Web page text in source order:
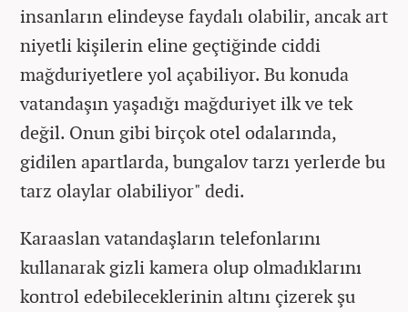
insanların elindeyse faydalı olabilir, ancak art
niyetli kişilerin eline geçtiğinde ciddi
mağduriyetlere yol açabiliyor. Bu konuda
vatandaşın yaşadığı mağduriyet ilk ve tek
değil. Onun gibi birçok otel odalarında,
gidilen apartlarda, bungalov tarzı yerlerde bu
tarz olaylar olabiliyor" dedi.
Karaaslan vatandaşların telefonlarını
kullanarak gizli kamera olup olmadıklarını
kontrol edebileceklerinin altını çizerek şu